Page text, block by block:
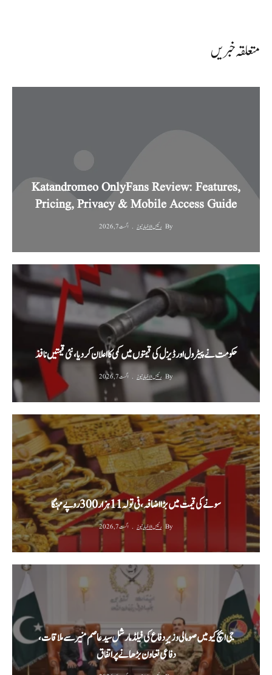
متعلقہ خبریں
Katandromeo OnlyFans Review: Features,
Pricing, Privacy & Mobile Access Guide
By رئیس الاخبار نیوز اگست 7, 2026
حکومت نے پیٹرول اور ڈیزل کی قیمتوں میں کمی کا اعلان کر دیا، نئی قیمتیں نافذ
By رئیس الاخبار نیوز اگست 7, 2026
سونے کی قیمت میں بڑا اضافہ، فی تولہ 11 ہزار 300 روپے مہنگا
By رئیس الاخبار نیوز اگست 7, 2026
جی ایچ کیو میں صومالی وزیرِ دفاع کی فیلڈ مارشل سید عاصم منیر سے ملاقات،
دفاعی تعاون بڑھانے پر اتفاق